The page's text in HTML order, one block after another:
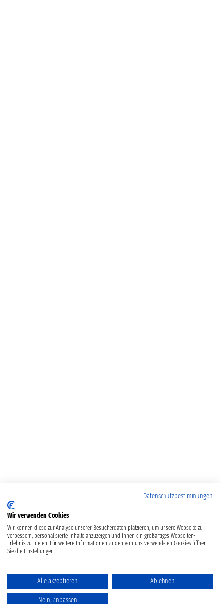
Datenschutzbestimmungen
Wir verwenden Cookies
Wir können diese zur Analyse unserer Besucherdaten platzieren, um unsere Webseite zu
verbessern, personalisierte Inhalte anzuzeigen und Ihnen ein großartiges Webseiten-
Erlebnis zu bieten. Für weitere Informationen zu den von uns verwendeten Cookies öffnen
Sie die Einstellungen.
Alle akzeptieren Ablehnen
Nein, anpassen